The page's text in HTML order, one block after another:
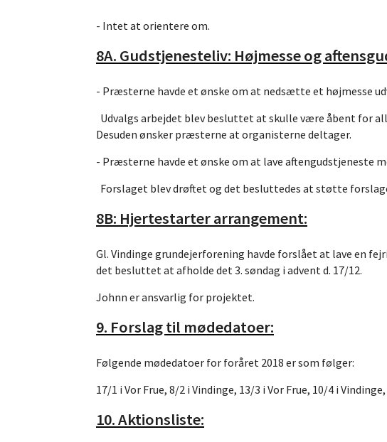
- Intet at orientere om.
8A. Gudstjenesteliv: Højmesse og
- Præsterne havde et ønske om at nedsætte et højmesse
Udvalgs arbejdet blev besluttet at skulle være åbent for
Desuden ønsker præsterne at organisterne deltager.
- Præsterne havde et ønske om at lave aftengudstjeneste
Forslaget blev drøftet og det besluttedes at støtte
8B: Hjertestarter arrangement:
Gl. Vindinge grundejerforening havde forslået at lave en
det besluttet at afholde det 3. søndag i advent d. 17/12.
Johnn er ansvarlig for projektet.
9. Forslag til mødedatoer:
Følgende mødedatoer for foråret 2018 er som følger:
17/1 i Vor Frue, 8/2 i Vindinge, 13/3 i Vor Frue, 10/4 i
10. Aktionsliste: